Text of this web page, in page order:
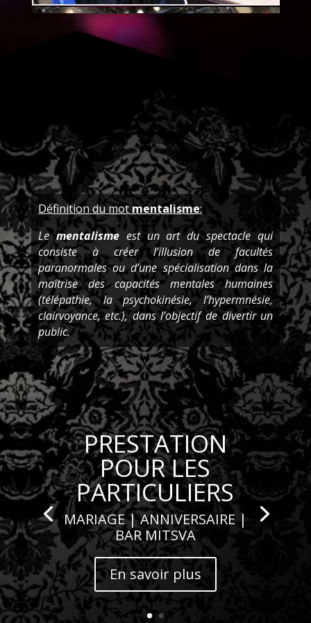
Définition du motmentalisme:
Lementalismeest un art du spectacle qui
consiste à créer l’illusion de facultés
paranormales ou d’une spécialisation dans la
maîtrise des capacités mentales humaines
(télépathie, la psychokinésie, l’hypermnésie,
clairvoyance, etc.), dans l’objectif de divertir un
public.
PRESTATION
POUR LES
PARTICULIERS
MARIAGE | ANNIVERSAIRE |
BAR MITSVA
En savoir plus